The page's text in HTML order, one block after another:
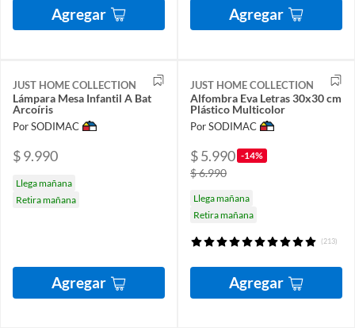
Agregar Agregar
JUST HOME COLLECTION
Lámpara Mesa Infantil A Bat
Arcoíris
Por SODIMAC
$ 9.990
Llega mañana
Retira mañana
Agregar
JUST HOME COLLECTION
Alfombra Eva Letras 30x30 cm
Plástico Multicolor
Por SODIMAC
$ 5.990 -14%
$ 6.990
Llega mañana
Retira mañana
(213)
Agregar